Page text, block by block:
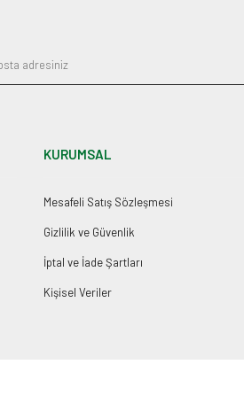
KURUMSAL
Mesafeli Satış Sözleşmesi
Gizlilik ve Güvenlik
İptal ve İade Şartları
Kişisel Veriler